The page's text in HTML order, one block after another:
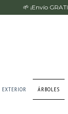
🌱 ¡Envío
EXTERIOR ÁRBOLES